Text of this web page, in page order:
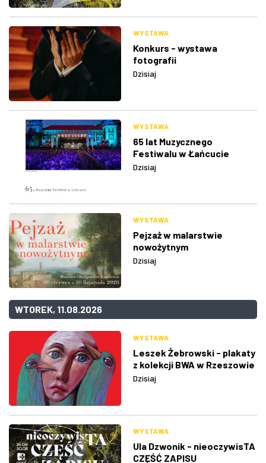
WYSTAWA
Konkurs - wystawa
fotografii
Dzisiaj
WYSTAWA
65 lat Muzycznego
Festiwalu w Łańcucie
Dzisiaj
WYSTAWA
Pejzaż w malarstwie
nowożytnym
Dzisiaj
WTOREK, 11.08.2026
WYSTAWA
Leszek Żebrowski - plakaty
z kolekcji BWA w Rzeszowie
Dzisiaj
WYSTAWA
Ula Dzwonik - nieoczywisTA
CZĘŚĆ ZAPISU